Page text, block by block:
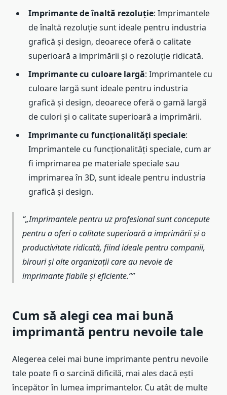
Imprimante de înaltă rezoluție: Imprimantele
de înaltă rezoluție sunt ideale pentru industria
grafică și design, deoarece oferă o calitate
superioară a imprimării și o rezoluție ridicată.
Imprimante cu culoare largă: Imprimantele cu
culoare largă sunt ideale pentru industria
grafică și design, deoarece oferă o gamă largă
de culori și o calitate superioară a imprimării.
Imprimante cu funcționalități speciale:
Imprimantele cu funcționalități speciale, cum ar
fi imprimarea pe materiale speciale sau
imprimarea în 3D, sunt ideale pentru industria
grafică și design.
„Imprimantele pentru uz profesional sunt concepute
pentru a oferi o calitate superioară a imprimării și o
productivitate ridicată, fiind ideale pentru companii,
birouri și alte organizații care au nevoie de
imprimante fiabile și eficiente.”
Cum să alegi cea mai bună
imprimantă pentru nevoile tale
Alegerea celei mai bune imprimante pentru nevoile
tale poate fi o sarcină dificilă, mai ales dacă ești
începător în lumea imprimantelor. Cu atât de multe